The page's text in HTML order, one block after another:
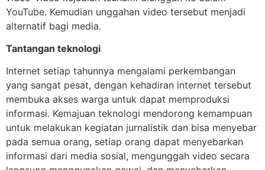
YouTube. Kemudian unggahan video tersebut menjadi
alternatif bagi media.
Tantangan teknologi
Internet setiap tahunnya mengalami perkembangan
yang sangat pesat, dengan kehadiran internet tersebut
membuka akses warga untuk dapat memproduksi
informasi. Kemajuan teknologi mendorong kemampuan
untuk melakukan kegiatan jurnalistik dan bisa menyebar
pada semua orang, setiap orang dapat menyebarkan
informasi dari media sosial, mengunggah video secara